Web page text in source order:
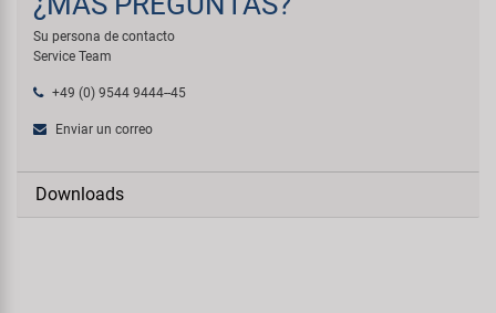
Su persona de contacto
Service Team
+49 (0) 9544 9444--45
Enviar un correo
Downloads